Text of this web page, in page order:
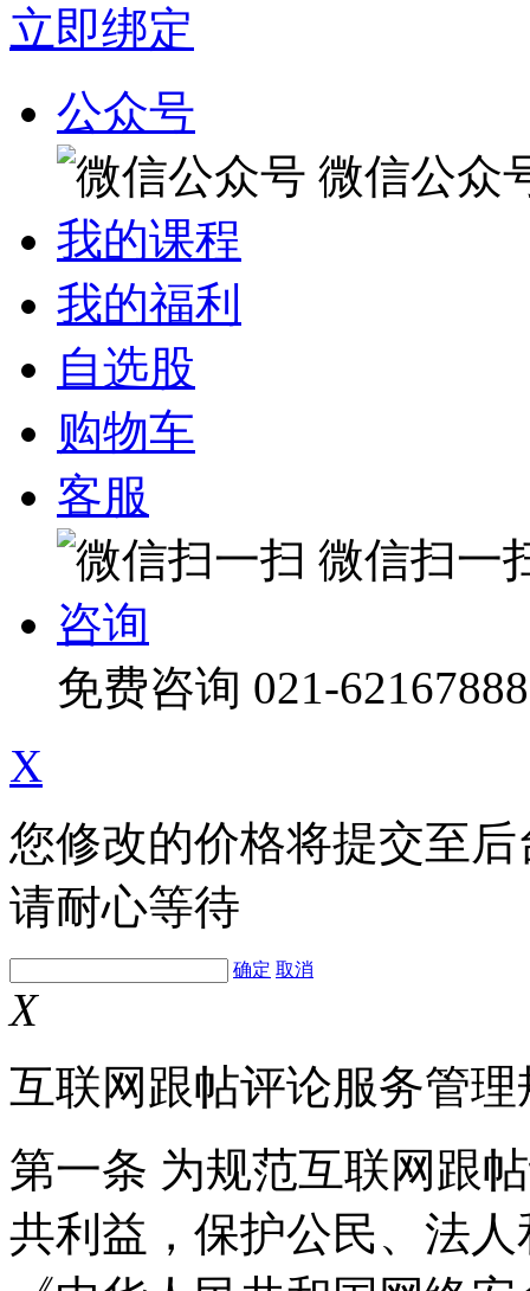
立即绑定
公众号
微信公众
我的课程
我的福利
自选股
购物车
客服
微信扫一
咨询
免费咨询 021-62167888
X
您修改的价格将提交至
请耐心等待
确定 取消
X
互联网跟帖评论服务管理
第一条 为规范互联网跟
共利益，保护公民、法